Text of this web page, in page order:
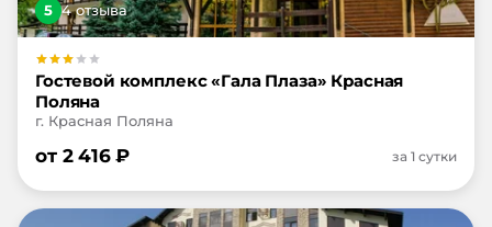
5 4отзыва
Гостевой комплекс «Гала Плаза» Красная
Поляна
г. Красная Поляна
от 2 416₽ за 1 сутки